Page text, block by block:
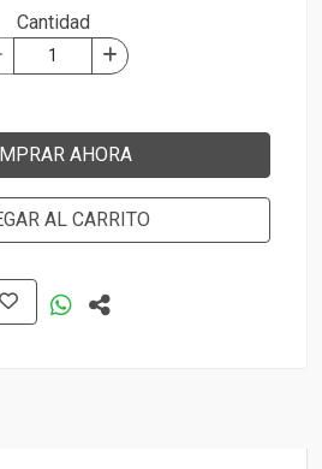
Cantidad
AHORA
AL CARRITO